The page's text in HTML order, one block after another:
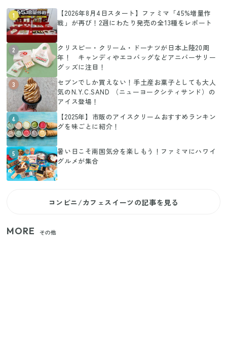
1
【2026年8月4日スタート】ファミマ「45%増量作
戦」が再び！2週にわたり発売の全13種をレポート
2
クリスピー・クリーム・ドーナツが日本上陸20周
年！ キャンディやエコバッグなどアニバーサリー
グッズに注目！
3
セブンでしか買えない！手土産お菓子としても大人
気のN.Y.C.SAND （ニューヨークシティサンド）の
アイス登場！
4
【2025年】市販のアイスクリームおすすめランキン
グを味ごとに紹介！
5
暑い日こそ南国気分を楽しもう！ファミマにハワイ
グルメが集合
コンビニ/カフェスイーツの記事を見る
MORE その他